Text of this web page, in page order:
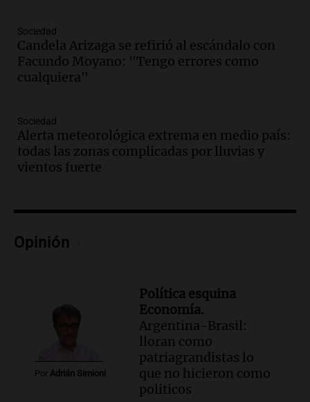
Audio.
Federal Sancor Seguros y adelantó su
nuevo tema a Cadena 3 Rosario.
Viva la Radio Rosario
Cristo Redentor por acumulación de
nieve se extiende a 22 días
Panorama Federal
Episodios
prácticas docentes en Córdoba para
Panorama Federal
colaboración con la municipalidad para
la educación y parques
Panorama Federal
Audio.El papamóvil de Juan Pablo II
revive con la visita de León XIV y una
historia nacida en Córdoba
Sociedad
Candela Arizaga se refirió al escándalo con
Facundo Moyano: "Tengo errores como
cualquiera"
Sociedad
Alerta meteorológica extrema en medio país:
todas las zonas complicadas por lluvias y
vientos fuerte
Opinión
Por Adrián Simioni
Política esquina
Economía.
Argentina-Brasil:
lloran como
patriagrandistas lo
que no hicieron como
politicos